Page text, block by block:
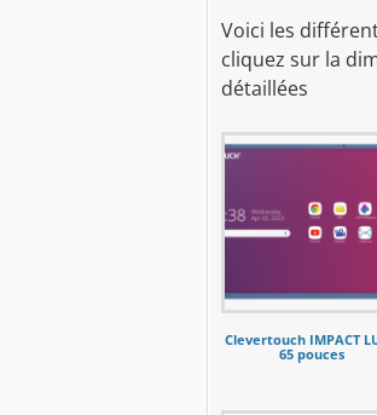
Voici les
cliquez sur la
détaillées
Clevertouch IMPACT
65 pouces